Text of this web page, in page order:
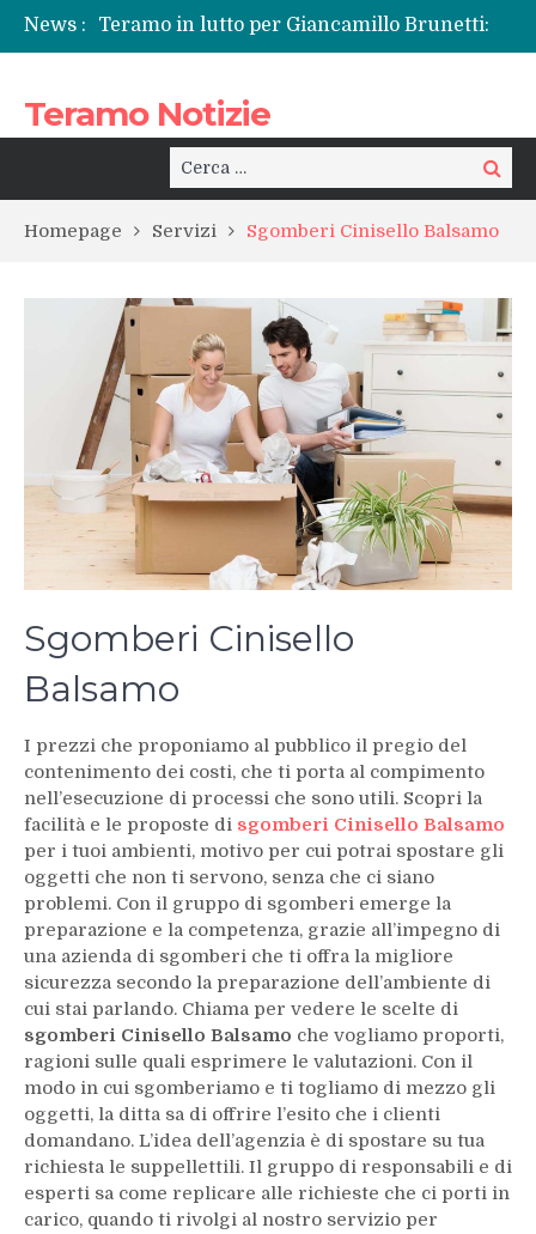
News :
Teramo in lutto per Giancamillo Brunetti:
l’addio a un volto conosciuto, tra sgomento
La Sp50 di Teramo e quel dolore che si
ripete: l’ennesima vita spezzata
Centrissimo: non solo festa, ma un treno
per la rinascita del centro storico
pericoli noti e interventi necessari
territorio
Teramo Notizie
Cerca: Cerca
Homepage Servizi Sgomberi Cinisello Balsamo
Sgomberi Cinisello
Balsamo
I prezzi che proponiamo al pubblico il pregio del
contenimento dei costi, che ti porta al compimento
nell’esecuzione di processi che sono utili. Scopri la
facilità e le proposte di sgomberi Cinisello Balsamo
per i tuoi ambienti, motivo per cui potrai spostare gli
oggetti che non ti servono, senza che ci siano
problemi. Con il gruppo di sgomberi emerge la
preparazione e la competenza, grazie all’impegno di
una azienda di sgomberi che ti offra la migliore
sicurezza secondo la preparazione dell’ambiente di
cui stai parlando. Chiama per vedere le scelte di
sgomberi Cinisello Balsamo che vogliamo proporti,
ragioni sulle quali esprimere le valutazioni. Con il
modo in cui sgomberiamo e ti togliamo di mezzo gli
oggetti, la ditta sa di offrire l’esito che i clienti
domandano. L’idea dell’agenzia è di spostare su tua
richiesta le suppellettili. Il gruppo di responsabili e di
esperti sa come replicare alle richieste che ci porti in
carico, quando ti rivolgi al nostro servizio per